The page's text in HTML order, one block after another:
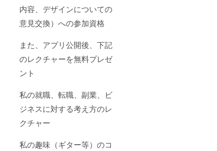
内容、デザインについての
意見交換）への参加資格
また、アプリ公開後、下記
のレクチャーを無料プレゼ
ント
私の就職、転職、副業、ビ
ジネスに対する考え方のレ
クチャー
私の趣味（ギター等）のコ